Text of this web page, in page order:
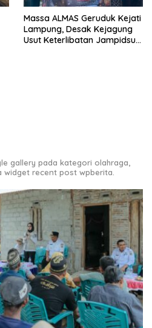
Massa ALMAS Geruduk Kejati
Lampung, Desak Kejagung
Usut Keterlibatan Jampidsus
gallery pada kategori olahraga,
widget recent post wpberita.